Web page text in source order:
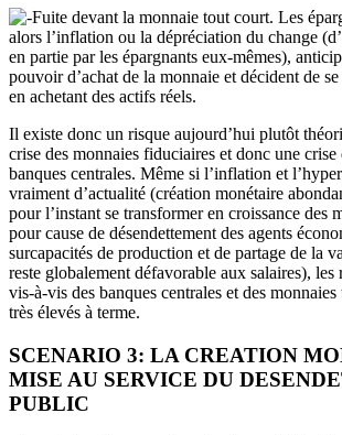
Fuite devant la monnaie tout court. Les
alors l’inflation ou la dépréciation du change
en partie par les épargnants eux-mêmes),
pouvoir d’achat de la monnaie et décident de se
en achetant des actifs réels.
Il existe donc un risque aujourd’hui plutôt
crise des monnaies fiduciaires et donc une
banques centrales. Même si l’inflation et
vraiment d’actualité (création monétaire
pour l’instant se transformer en croissance des
pour cause de désendettement des agents
surcapacités de production et de partage de la
reste globalement défavorable aux salaires), les
vis-à-vis des banques centrales et des
très élevés à terme.
SCENARIO 3: LA CREATION
MISE AU SERVICE DU
PUBLIC